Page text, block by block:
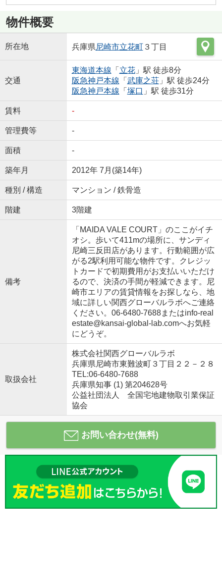
物件概要
所在地 兵庫県尼崎市立花町３丁目
交通
東海道本線 「 立花」駅 徒歩8分
阪急神戸本線 「 武庫之荘」駅 徒歩24分
阪急神戸本線 「 塚口 」駅 徒歩31分
賃料 -
管理費等 -
面積 -
築年月 2012年 7月(築14年)
種別 / 構造 マンション / 鉄骨造
階建 3階建
備考
「MAIDA VALE COURT」のここがイチ
オシ。歩いて411mの場所に、サンディ
尼崎三反田店があります。行動範囲が広
がる2駅利用可能な物件です。クレジッ
トカードで初期費用がお支払いいただけ
るので、決済の手間が軽減できます。尼
崎市エリアの賃貸情報をお探しなら、地
域に詳しい関西グローバルラボへご連絡
ください。06-6480-7688またはinfo-real
estate@kansai-global-lab.comへお気軽
にどうぞ。
取扱会社
株式会社関西グローバルラボ
兵庫県尼崎市東難波町３丁目２２－２８
TEL:06-6480-7688
兵庫県知事 (1) 第204628号
公益社団法人 全国宅地建物取引業保証
協会
お問い合わせ(無料)